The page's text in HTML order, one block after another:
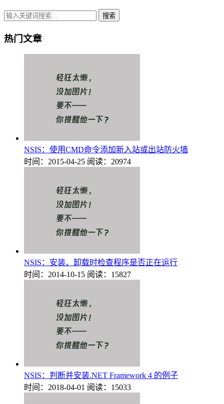
搜索
热门文章
NSIS：使用CMD命令添加新入站或出站防火墙
时间：2015-04-25 阅读：20974
NSIS：安装、卸载时检查程序是否正在运行
时间：2014-10-15 阅读：15827
NSIS：判断并安装.NET Framework 4 的例子
时间：2018-04-01 阅读：15033